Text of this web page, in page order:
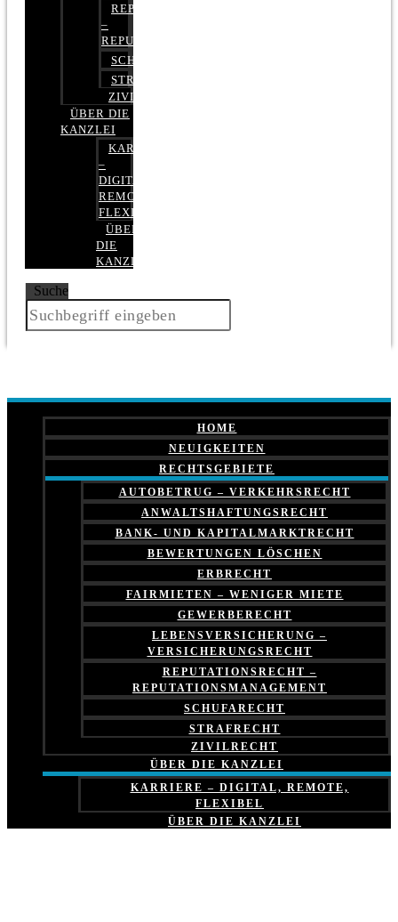
REPUTATIONSRECHT
–
REPUTATIONSMANAGEMENT
SCHUFARECHT
STRAFRECHT
ZIVILRECHT
ÜBER DIE
KANZLEI
KARRIERE
–
DIGITAL,
REMOTE,
FLEXIBEL
ÜBER
DIE
KANZLEI
Suche
HOME
NEUIGKEITEN
RECHTSGEBIETE
AUTOBETRUG – VERKEHRSRECHT
ANWALTSHAFTUNGSRECHT
BANK- UND KAPITALMARKTRECHT
BEWERTUNGEN LÖSCHEN
ERBRECHT
FAIRMIETEN – WENIGER MIETE
GEWERBERECHT
LEBENSVERSICHERUNG –
VERSICHERUNGSRECHT
REPUTATIONSRECHT –
REPUTATIONSMANAGEMENT
SCHUFARECHT
STRAFRECHT
ZIVILRECHT
ÜBER DIE KANZLEI
KARRIERE – DIGITAL, REMOTE,
FLEXIBEL
ÜBER DIE KANZLEI